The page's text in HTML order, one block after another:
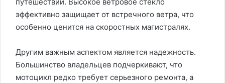
путешествий. Высокое ветровое стекло
эффективно защищает от встречного ветра, что
особенно ценится на скоростных магистралях.
Другим важным аспектом является надежность.
Большинство владельцев подчеркивают, что
мотоцикл редко требует серьезного ремонта, а